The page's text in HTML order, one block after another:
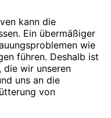
kann die
Ein übermäßiger
wie
führen. Deshalb ist
die wir unseren
uns an die
von